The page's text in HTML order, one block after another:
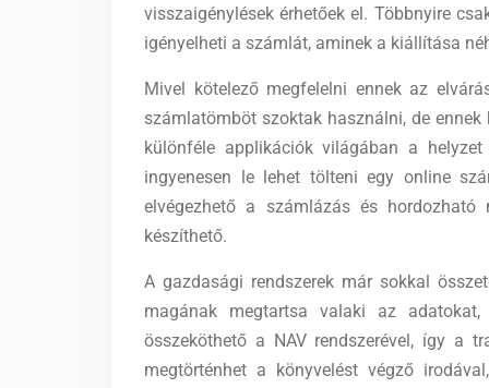
visszaigénylések érhetőek el. Többnyire
igényelheti a számlát, aminek a kiállítása
Mivel kötelező megfelelni ennek az
számlatömböt szoktak használni, de
különféle applikációk világában a
ingyenesen le lehet tölteni egy online
elvégezhető a számlázás és
készíthető.
A gazdasági rendszerek már sokkal
magának megtartsa valaki az
összeköthető a NAV rendszerével, így a
megtörténhet a könyvelést végző